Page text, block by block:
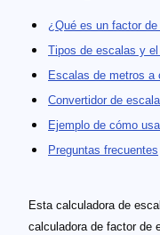
¿Qué es un factor
Tipos de escalas y
Escalas de metros a
Convertidor de
Ejemplo de cómo
Preguntas frecuentes
Esta calculadora de
calculadora de factor de